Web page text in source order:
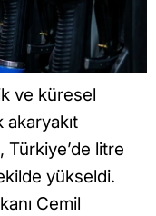
ve küresel
Türkiye’de litre
yükseldi.
Cemil